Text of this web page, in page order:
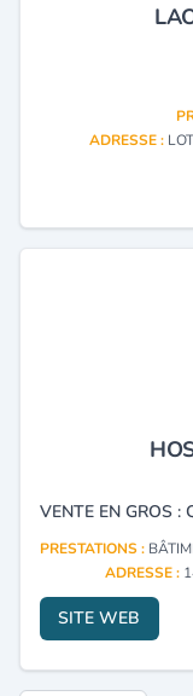
ADRESSE :
PRESTATIONS :
ADRESSE :
SITE WEB